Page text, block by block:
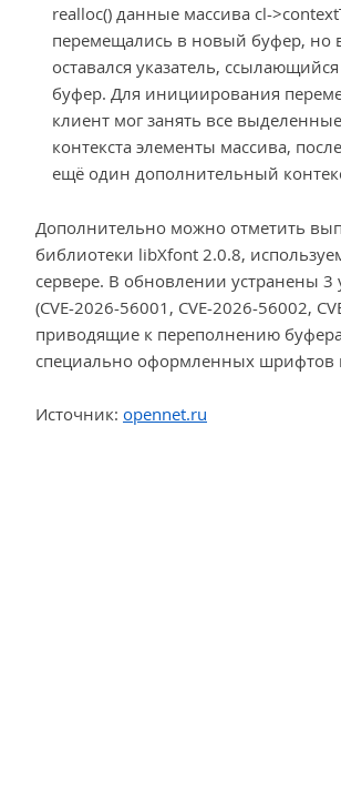
realloc() данные массива cl-
перемещались в новый буфер, но
оставался указатель,
буфер. Для инициирования
клиент мог занять все
контекста элементы массива,
ещё один дополнительный
Дополнительно можно отметить
библиотеки libXfont 2.0.8,
сервере. В обновлении устранены 3
(CVE-2026-56001, CVE-2026-56002,
приводящие к переполнению
специально оформленных шрифтов
Источник: opennet.ru